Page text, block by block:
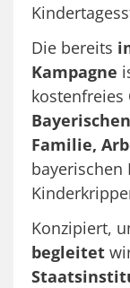
Die bereits
Kampagne
kostenfreies
Familie,
bayerischen
Konzipiert,
begleitet